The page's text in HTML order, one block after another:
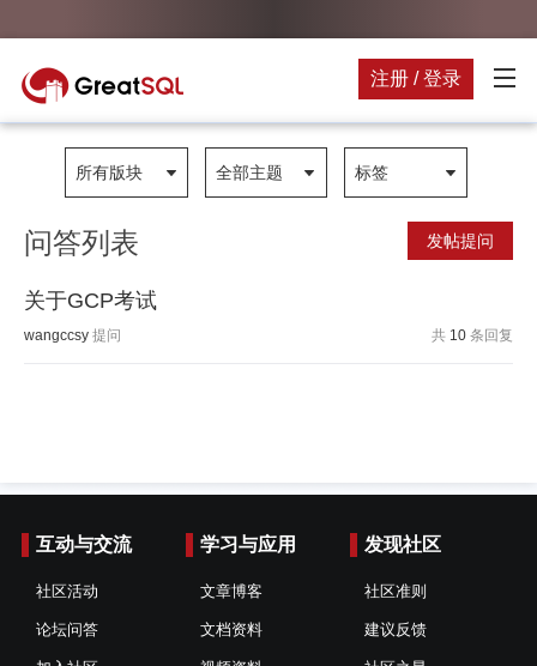
注册 / 登录
所有版块 全部主题 标签
问答列表 发帖提问
关于GCP考试
wangccsy 提问 共 10 条回复
互动与交流
社区活动
论坛问答
学习与应用
文章博客
文档资料
发现社区
社区准则
建议反馈